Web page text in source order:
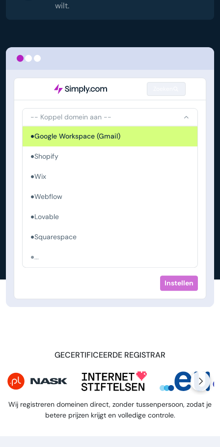
wilt.
-- Koppel domein aan --
Google Workspace (Gmail)
Shopify
Wix
Webflow
Lovable
Squarespace
...
Instellen
GECERTIFICEERDE REGISTRAR
Wij registreren domeinen direct, zonder tussenpersoon, zodat je
betere prijzen krijgt en volledige controle.